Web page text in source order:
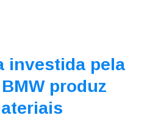
investida pela
produz